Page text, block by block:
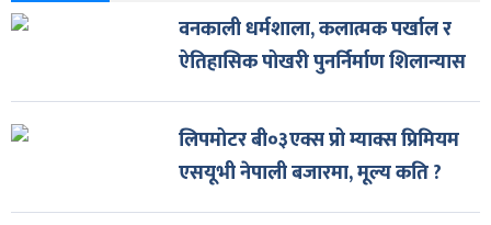
वनकाली धर्मशाला, कलात्मक पर्खाल र
ऐतिहासिक पोखरी पुनर्निर्माण शिलान्यास
लिपमोटर बी०३एक्स प्रो म्याक्स प्रिमियम
एसयूभी नेपाली बजारमा, मूल्य कति ?